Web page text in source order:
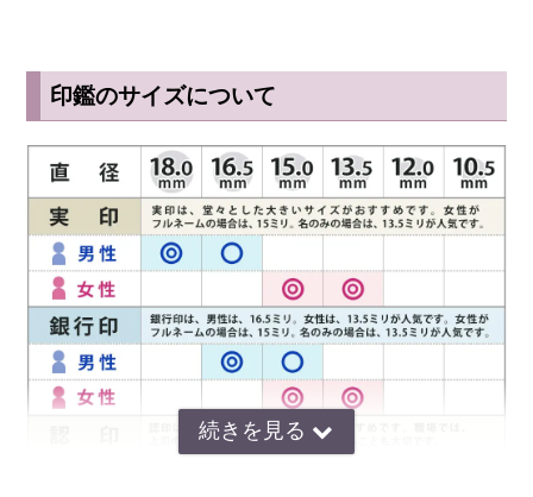
れています。
◆ 西野オンライン工房のチタン印鑑
西野オンライン工房では、京印章制作士井ノ口清一
が一本一本手書き
文字から印影を設計し職人の手仕上げで彫刻しています。大量生産の
フォント印鑑とは違い
● 文字のバランス
● 線の強弱
● 印面の空間
まで考えた世界に一つだけの印影を制作しています。
リピートさせて頂きました。今回も唯一無二の印影で、とても満足し
ました。ご対応ありがとうございました！
2026年07月27日
ニックネーム： アップル
注文番号：0709180251
商品名：シルバーチタン印鑑 18.0ミリ
書体: 印篆印相体
重量感と質感が伝わる作りでスタイリッシュな完成度に仕上げていた
だきありがとうございます！
外箱と印鑑ケースも良い感じのデザインです。
印鑑のサイズについて